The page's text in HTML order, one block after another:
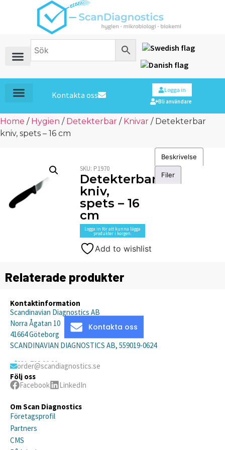
Kontakta oss
Logga in
Bli användare
Home / Hygien / Detekterbar / Knivar / Detekterbar
kniv, spets – 16 cm
SKU: P1970
Detekterbar
kniv,
spets – 16
cm
Logga in för att kunna lägga
produkter i korgen.
Add to wishlist
Beskrivelse
Filer
Relaterade produkter
Kontaktinformation
Scandinavian Diagnostics AB
Norra Ågatan 10
41664 Göteborg
SCANDINAVIAN DIAGNOSTICS AB, 559019-0624
031-792 20 20
order@scandiagnostics.se
Följ oss
Facebook
LinkedIn
Om Scan Diagnostics
Företagsprofil
Partners
CMS
Kontakta oss